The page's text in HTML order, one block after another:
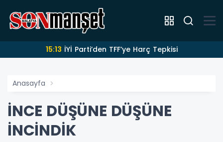
15:13 İYİ Parti’den TFF’ye Harç Tepkisi
Anasayfa
İNCE DÜŞÜNE DÜŞÜNE
İNCİNDİK